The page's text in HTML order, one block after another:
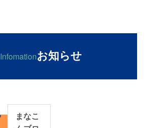
お知らせ
Infomation
まなこ